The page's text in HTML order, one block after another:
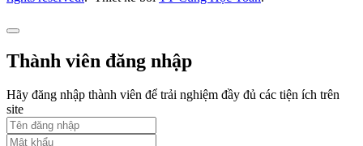
Thành viên đăng nhập
Hãy đăng nhập thành viên để trải nghiệm đầy đủ các tiện ích trên
site